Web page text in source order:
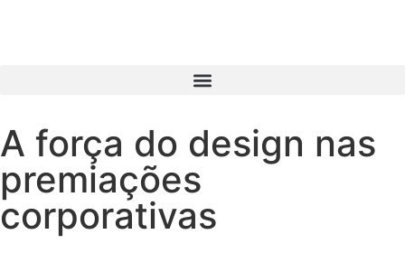
A força do design nas
premiações
corporativas